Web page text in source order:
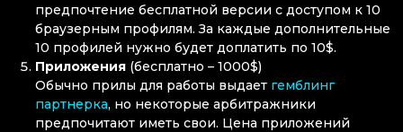
предпочтение бесплатной версии с доступом к 10
браузерным профилям. За каждые дополнительные
10 профилей нужно будет доплатить по 10$.
Приложения (бесплатно – 1000$)
Обычно прилы для работы выдает гемблинг
партнерка, но некоторые арбитражники
предпочитают иметь свои. Цена приложений